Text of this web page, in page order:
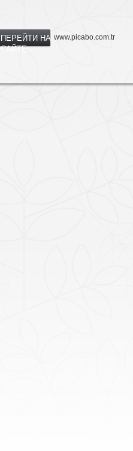
ПЕРЕЙТИ НА
САЙТЕ
www.picabo.com.tr